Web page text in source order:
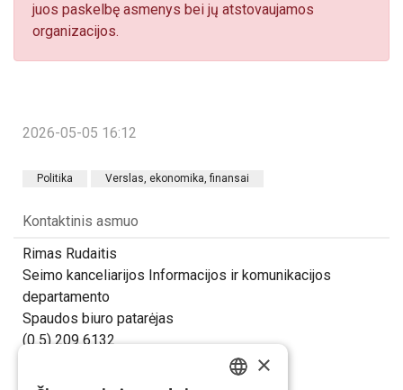
juos paskelbę asmenys bei jų atstovaujamos
organizacijos.
2026-05-05 16:12
Politika Verslas, ekonomika, finansai
Kontaktinis asmuo
Rimas Rudaitis
Seimo kanceliarijos Informacijos ir komunikacijos
departamento
Spaudos biuro patarėjas
(0 5) 209 6132
×